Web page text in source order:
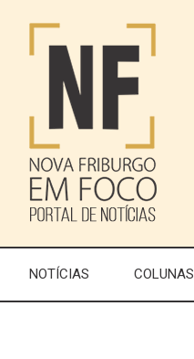
NOTÍCIAS COLUNAS